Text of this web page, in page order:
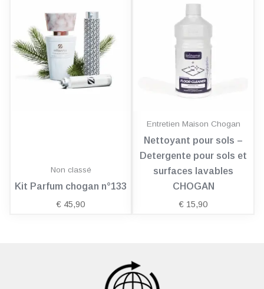
Non classé
Kit Parfum chogan n°133
€ 45,90
Entretien Maison Chogan
Nettoyant pour sols –
Detergente pour sols et
surfaces lavables
CHOGAN
€ 15,90